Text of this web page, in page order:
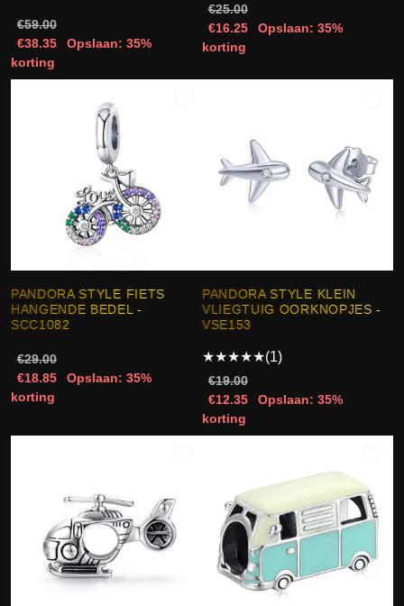
€59.00
€38.35
Opslaan: 35%
korting
€25.00
€16.25
Opslaan: 35%
korting
PANDORA STYLE FIETS
HANGENDE BEDEL -
SCC1082
€29.00
€18.85
Opslaan: 35%
korting
PANDORA STYLE KLEIN
VLIEGTUIG OORKNOPJES -
VSE153
★★★★★(1)
€19.00
€12.35
Opslaan: 35%
korting